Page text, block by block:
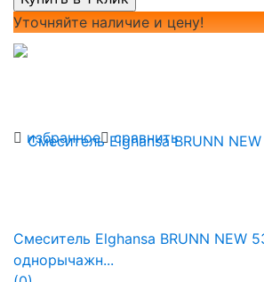
избранное сравнить
Уточняйте наличие и цену!
Смеситель Elghansa BRUNN NEW
однорычажн...